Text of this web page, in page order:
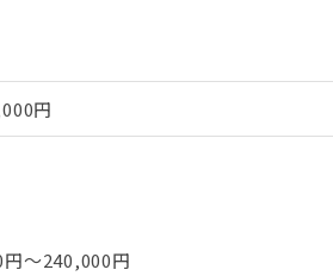
円
円〜240,000円